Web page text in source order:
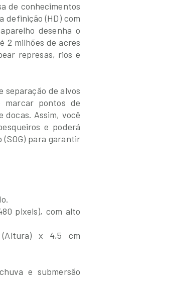
de conhecimentos
definição (HD) com
desenha o
2 milhões de acres
represas, rios e
separação de alvos
marcar pontos de
docas. Assim, você
e poderá
para garantir
pixels), com alto
(Altura) x 4,5 cm
e submersão